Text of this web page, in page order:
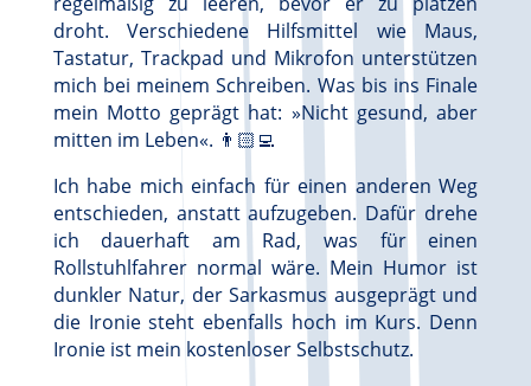
droht. Verschiedene Hilfsmittel wie Maus,
Tastatur, Trackpad und Mikrofon unterstützen
mich bei meinem Schreiben. Was bis ins Finale
mein Motto geprägt hat: »Nicht gesund, aber
mitten im Leben«. 👨🏻‍💻
Ich habe mich einfach für einen anderen Weg
entschieden, anstatt aufzugeben. Dafür drehe
ich dauerhaft am Rad, was für einen
Rollstuhlfahrer normal wäre. Mein Humor ist
dunkler Natur, der Sarkasmus ausgeprägt und
die Ironie steht ebenfalls hoch im Kurs. Denn
Ironie ist mein kostenloser Selbstschutz.